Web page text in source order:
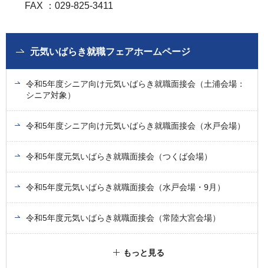
FAX ：029-825-3411
元気いばらき就職フェアホームページ
令和5年度シニア向け元気いばらき就職面接会（土浦会場：
シニア対象）
令和5年度シニア向け元気いばらき就職面接会（水戸会場）
令和5年度元気いばらき就職面接会（つくば会場）
令和5年度元気いばらき就職面接会（水戸会場・9月）
令和5年度元気いばらき就職面接会（常陸大宮会場）
もっと見る